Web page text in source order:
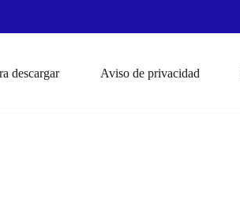
descargar Aviso de privacidad